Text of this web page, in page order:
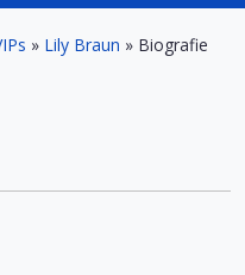
» Lily Braun » Biografie